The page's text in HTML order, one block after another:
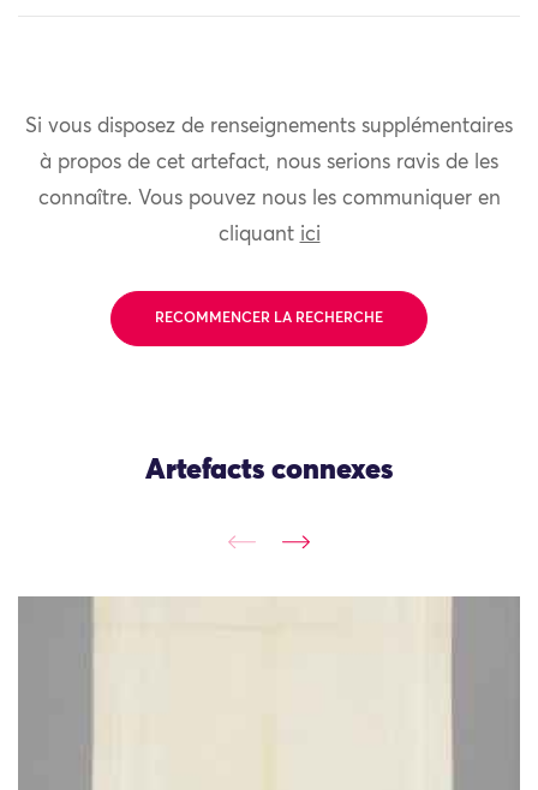
Si vous disposez de renseignements supplémentaires
à propos de cet artefact, nous serions ravis de les
connaître. Vous pouvez nous les communiquer en
cliquant ici
RECOMMENCER LA RECHERCHE
Artefacts connexes